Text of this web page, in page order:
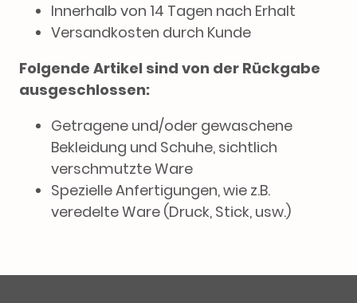
Innerhalb von 14 Tagen nach Erhalt
Versandkosten durch Kunde
Folgende Artikel sind von der Rückgabe
ausgeschlossen:
Getragene und/oder gewaschene
Bekleidung und Schuhe, sichtlich
verschmutzte Ware
Spezielle Anfertigungen, wie z.B.
veredelte Ware (Druck, Stick, usw.)